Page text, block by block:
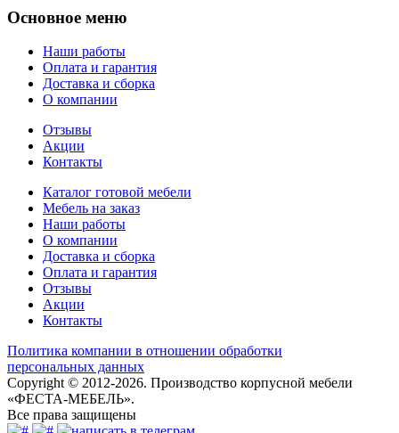
Основное меню
Наши работы
Оплата и гарантия
Доставка и сборка
О компании
Отзывы
Акции
Контакты
Каталог готовой мебели
Мебель на заказ
Наши работы
О компании
Доставка и сборка
Оплата и гарантия
Отзывы
Акции
Контакты
Политика компании в отношении обработки
персональных данных
Copyright © 2012-2026. Производство корпусной мебели
«ФЕСТА-МЕБЕЛЬ».
Все права защищены